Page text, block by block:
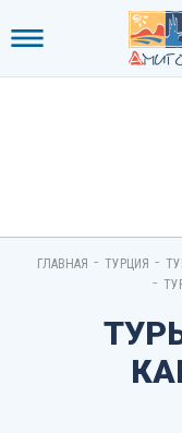
ГЛАВНАЯ - ТУРЦИЯ -
-